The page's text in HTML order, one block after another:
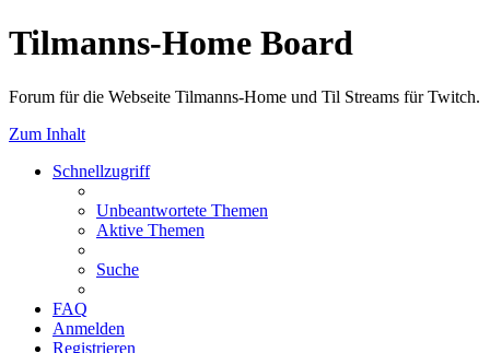
Tilmanns-Home Board
Forum für die Webseite Tilmanns-Home und Til Streams für Twitch.
Zum Inhalt
Schnellzugriff
Unbeantwortete Themen
Aktive Themen
Suche
FAQ
Anmelden
Registrieren